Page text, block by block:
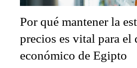
Por qué mantener la
precios es vital para el
económico de Egipto